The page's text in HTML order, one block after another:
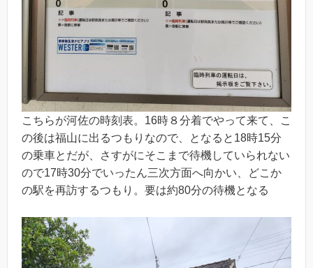
こちらが河佐の時刻表。16時８分着でやって来て、こ
の後は福山に出るつもりなので、となると18時15分
の乗車とだが、さすがにそこまで待機していられない
ので17時30分でいったん三次方面へ向かい、どこか
の駅を再訪するつもり。要は約80分の待機となる